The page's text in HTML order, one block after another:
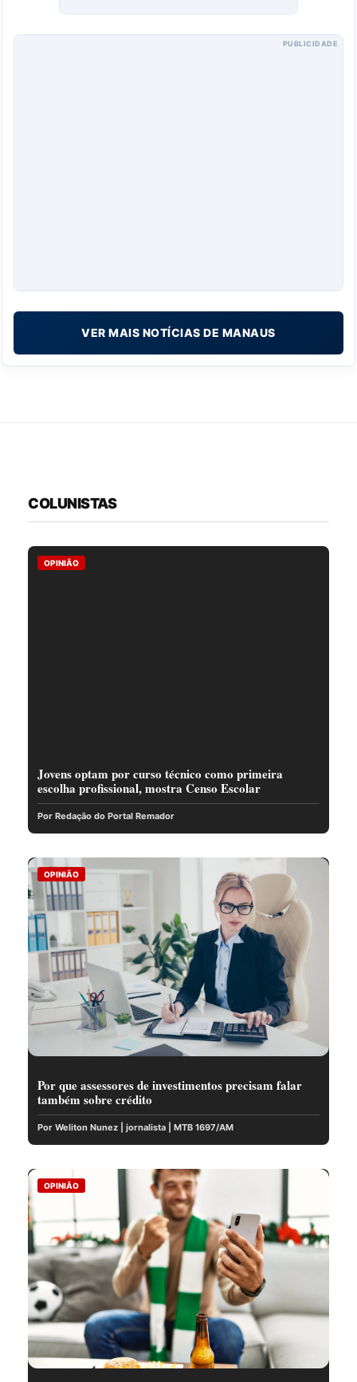
PUBLICIDADE
VER MAIS NOTÍCIAS DE MANAUS
COLUNISTAS
OPINIÃO
Jovens optam por curso técnico como primeira
escolha profissional, mostra Censo Escolar
Por Redação do Portal Remador
OPINIÃO
Por que assessores de investimentos precisam falar
também sobre crédito
Por Weliton Nunez | jornalista | MTB 1697/AM
OPINIÃO